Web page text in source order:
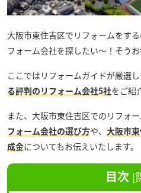
大阪市東住吉区でリフォームをす
フォーム会社を探したい～！そう
ここではリフォームガイドが厳選し
る評判のリフォーム会社5社をご紹
また、大阪市東住吉区でのリフォ
フォーム会社の選び方や、 大阪市
成金についてもお伝えいたします。
目次 [